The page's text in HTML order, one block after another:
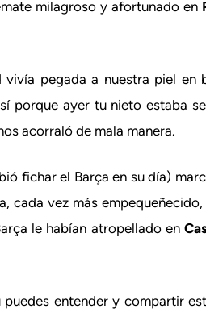
milagroso y afortunado en
pegada a nuestra piel en
porque ayer tu nieto estaba
acorraló de mala manera.
fichar el Barça en su día)
cada vez más
le habían atropellado en
entender y compartir